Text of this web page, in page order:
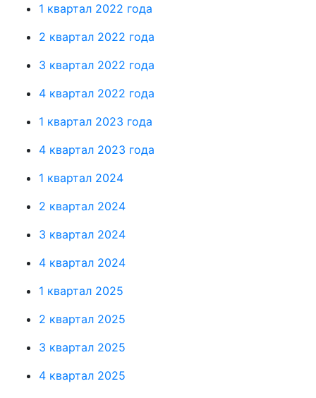
1 квартал 2022 года
2 квартал 2022 года
3 квартал 2022 года
4 квартал 2022 года
1 квартал 2023 года
4 квартал 2023 года
1 квартал 2024
2 квартал 2024
3 квартал 2024
4 квартал 2024
1 квартал 2025
2 квартал 2025
3 квартал 2025
4 квартал 2025